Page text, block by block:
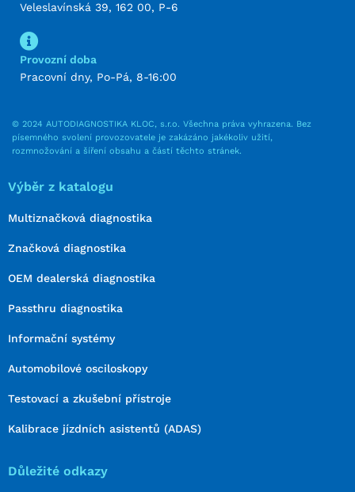
Veleslavínská 39, 162 00, P-6
Provozní doba
Pracovní dny, Po-Pá, 8-16:00
© 2024 AUTODIAGNOSTIKA KLOC, s.r.o. Všechna práva vyhrazena. Bez
písemného svolení provozovatele je zakázáno jakékoliv užití,
rozmnožování a šíření obsahu a částí těchto stránek.
Výběr z katalogu
Multiznačková diagnostika
Značková diagnostika
OEM dealerská diagnostika
Passthru diagnostika
Informační systémy
Automobilové osciloskopy
Testovací a zkušební přístroje
Kalibrace jízdních asistentů (ADAS)
Důležité odkazy